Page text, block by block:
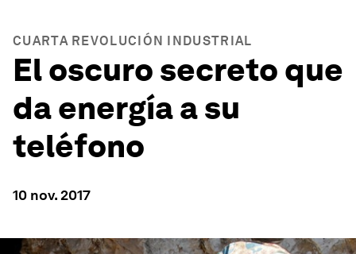
CUARTA REVOLUCIÓN INDUSTRIAL
El oscuro secreto que
da energía a su
teléfono
10 nov. 2017